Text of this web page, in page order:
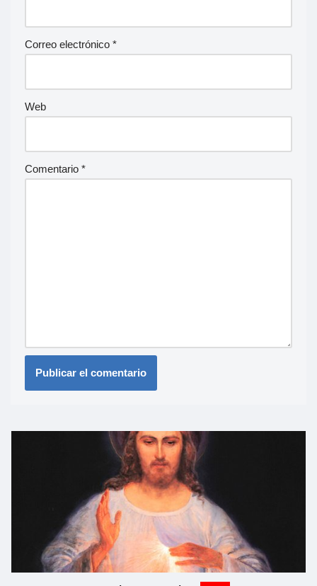
Correo electrónico *
Web
Comentario *